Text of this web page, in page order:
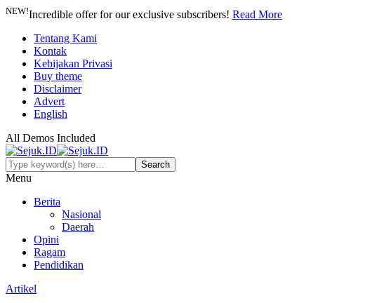
NEW!Incredible offer for our exclusive subscribers! Read More
Tentang Kami
Kontak
Kebijakan Privasi
Buy theme
Disclaimer
Advert
English
All Demos Included
Menu
Berita
Nasional
Daerah
Opini
Ragam
Pendidikan
Artikel